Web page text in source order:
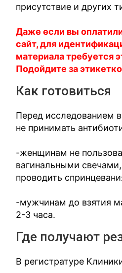
присутствие и других
Даже если вы
сайт, для
материала требуется
Подойдите за
Как готовиться
Перед исследованием
не принимать
-женщинам не
вагинальными
проводить
-мужчинам до взятия
2-3 часа.
Где получают
В регистратуре